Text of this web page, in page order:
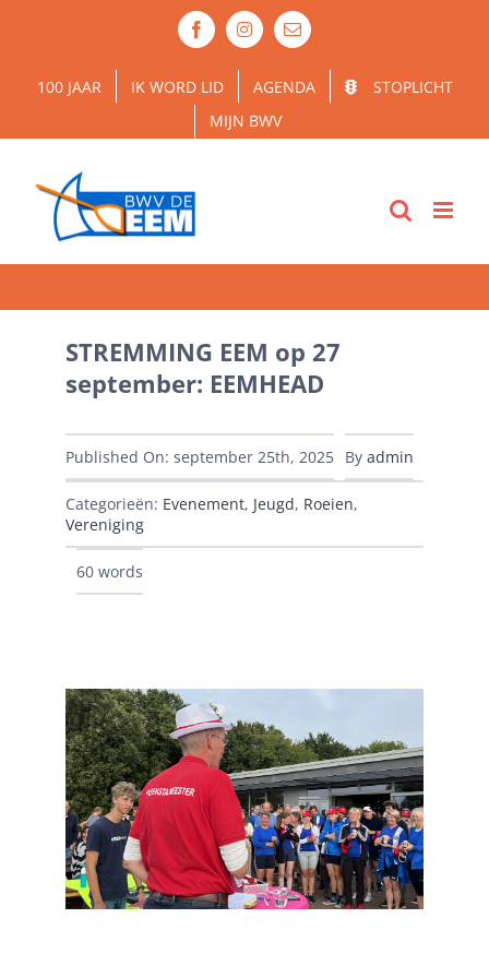
inhoud
FacebookInstagram
E-
mail
100 JAAR IK WORD LID AGENDA
STOPLICHT
MIJN BWV
STREMMING EEM op 27
september: EEMHEAD
Published On: september 25th, 2025 By admin
Categorieën: Evenement, Jeugd, Roeien,
Vereniging
60 words